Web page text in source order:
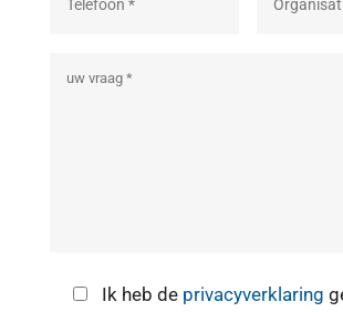
Ik heb de privacyverklaring